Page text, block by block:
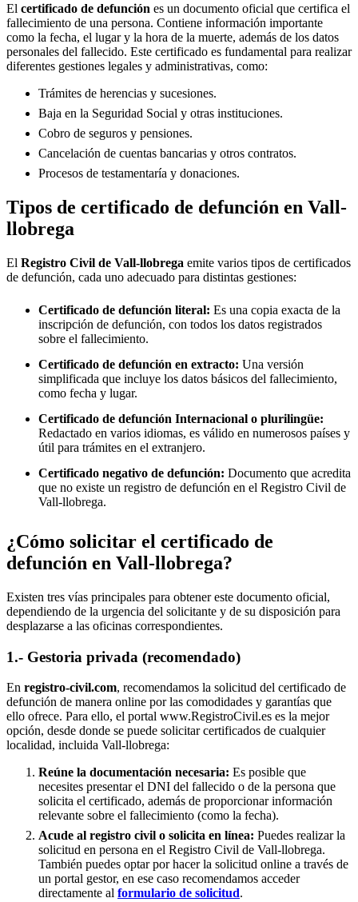
El certificado de defunción es un documento oficial que certifica el
fallecimiento de una persona. Contiene información importante
como la fecha, el lugar y la hora de la muerte, además de los datos
personales del fallecido. Este certificado es fundamental para realizar
diferentes gestiones legales y administrativas, como:
Trámites de herencias y sucesiones.
Baja en la Seguridad Social y otras instituciones.
Cobro de seguros y pensiones.
Cancelación de cuentas bancarias y otros contratos.
Procesos de testamentaría y donaciones.
Tipos de certificado de defunción en Vall-
llobrega
El Registro Civil de Vall-llobrega emite varios tipos de certificados
de defunción, cada uno adecuado para distintas gestiones:
Certificado de defunción literal: Es una copia exacta de la
inscripción de defunción, con todos los datos registrados
sobre el fallecimiento.
Certificado de defunción en extracto: Una versión
simplificada que incluye los datos básicos del fallecimiento,
como fecha y lugar.
Certificado de defunción Internacional o plurilingüe:
Redactado en varios idiomas, es válido en numerosos países y
útil para trámites en el extranjero.
Certificado negativo de defunción: Documento que acredita
que no existe un registro de defunción en el Registro Civil de
Vall-llobrega.
¿Cómo solicitar el certificado de
defunción en Vall-llobrega?
Existen tres vías principales para obtener este documento oficial,
dependiendo de la urgencia del solicitante y de su disposición para
desplazarse a las oficinas correspondientes.
1.- Gestoria privada (recomendado)
En registro-civil.com, recomendamos la solicitud del certificado de
defunción de manera online por las comodidades y garantías que
ello ofrece. Para ello, el portal www.RegistroCivil.es es la mejor
opción, desde donde se puede solicitar certificados de cualquier
localidad, incluida Vall-llobrega:
Reúne la documentación necesaria: Es posible que
necesites presentar el DNI del fallecido o de la persona que
solicita el certificado, además de proporcionar información
relevante sobre el fallecimiento (como la fecha).
Acude al registro civil o solicita en línea: Puedes realizar la
solicitud en persona en el Registro Civil de Vall-llobrega.
También puedes optar por hacer la solicitud online a través de
un portal gestor, en ese caso recomendamos acceder
directamente al formulario de solicitud.